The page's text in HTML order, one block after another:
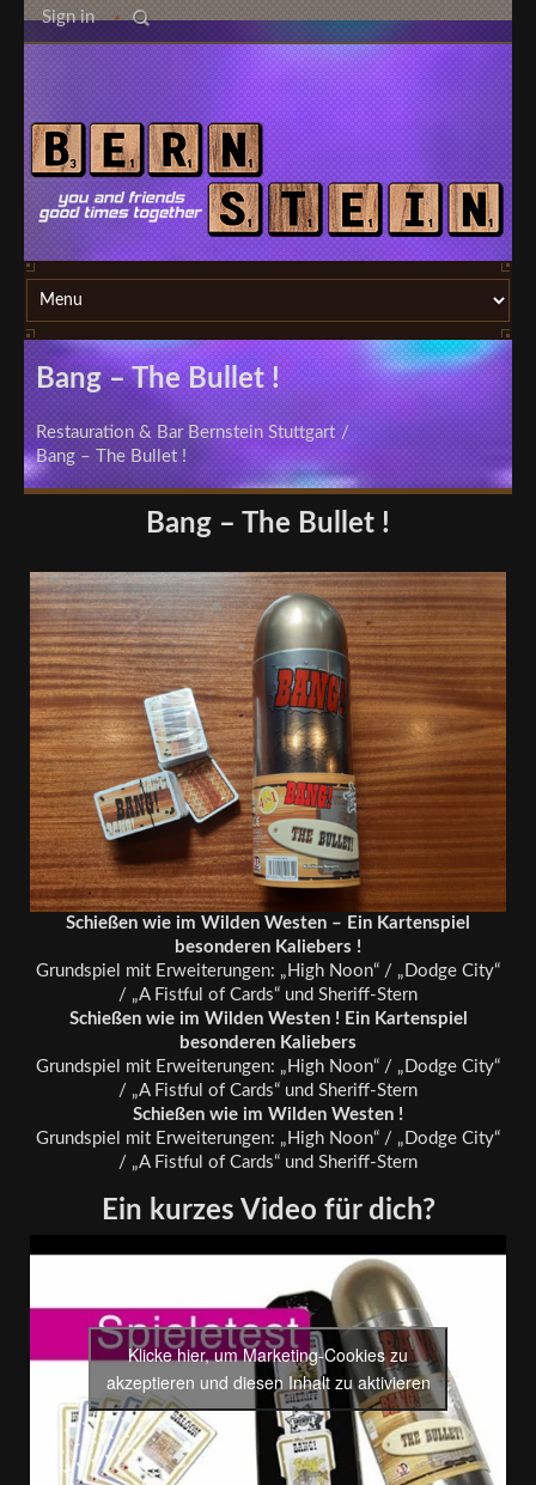
Sign in
Bang – The Bullet !
Restauration & Bar Bernstein Stuttgart /
Bang – The Bullet !
Bang – The Bullet !
Schießen wie im Wilden Westen – Ein Kartenspiel
besonderen Kaliebers !
Grundspiel mit Erweiterungen: „High Noon“ / „Dodge City“
/ „A Fistful of Cards“ und Sheriff-Stern
Schießen wie im Wilden Westen ! Ein Kartenspiel
besonderen Kaliebers
Grundspiel mit Erweiterungen: „High Noon“ / „Dodge City“
/ „A Fistful of Cards“ und Sheriff-Stern
Schießen wie im Wilden Westen !
Grundspiel mit Erweiterungen: „High Noon“ / „Dodge City“
/ „A Fistful of Cards“ und Sheriff-Stern
Ein kurzes Video für dich?
Klicke hier, um Marketing-Cookies zu
akzeptieren und diesen Inhalt zu aktivieren